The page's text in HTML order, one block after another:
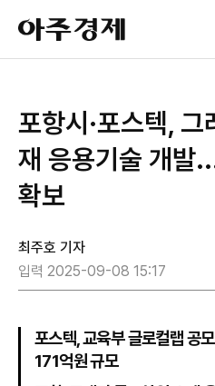
아
주
경
포항시·포스텍,
재 응용기술 개발
확보
최주호 기자
입력 2025-09-08 15:17
포스텍, 교육부 글로컬랩 공
171억원 규모